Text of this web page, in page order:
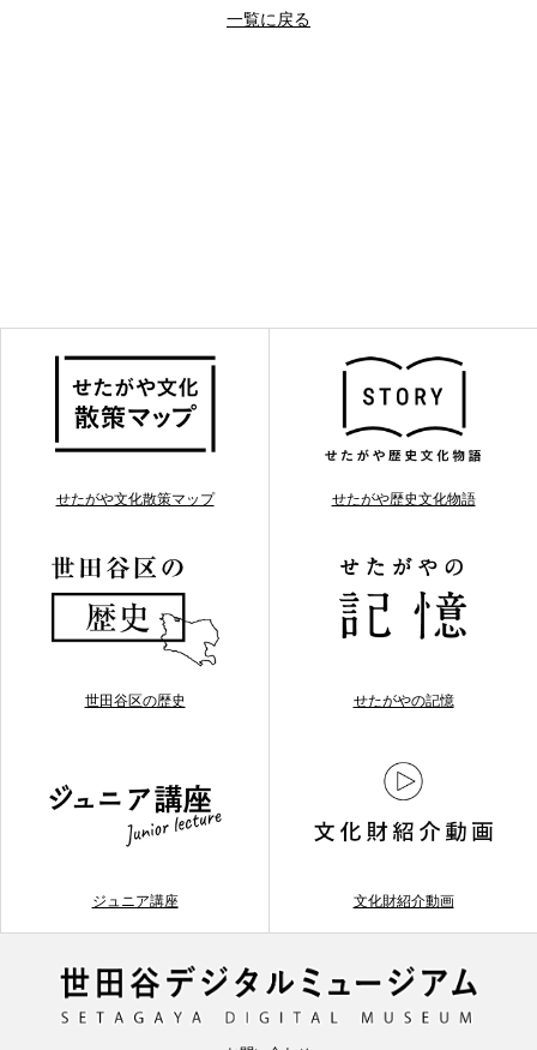
一覧に戻る
せたがや文化散策マップ せたがや歴史文化物語
世田谷区の歴史 せたがやの記憶
ジュニア講座 文化財紹介動画